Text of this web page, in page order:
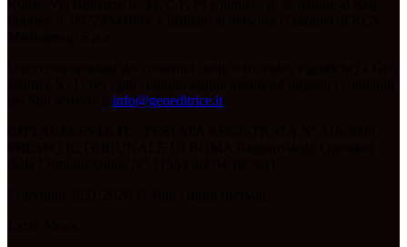
info@geoeditrice.it